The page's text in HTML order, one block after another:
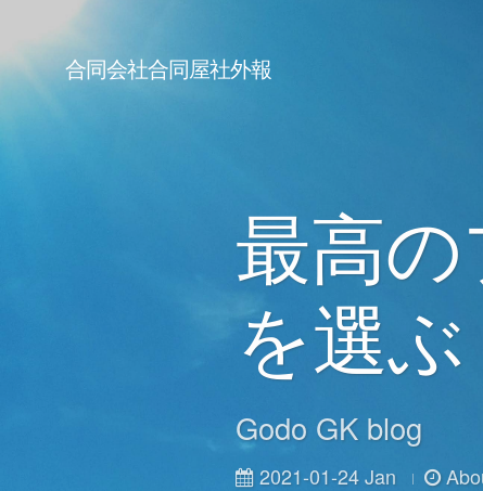
合同会社合同屋社外報
最高
を選ぶ
Godo GK blog
2021-01-24 Jan